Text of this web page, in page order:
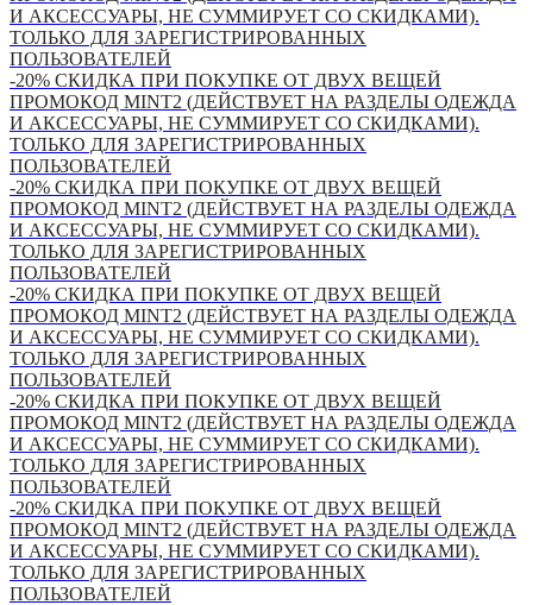
И АКСЕССУАРЫ, НЕ СУММИРУЕТ СО СКИДКАМИ).
ТОЛЬКО ДЛЯ ЗАРЕГИСТРИРОВАННЫХ
ПОЛЬЗОВАТЕЛЕЙ
-20% СКИДКА ПРИ ПОКУПКЕ ОТ ДВУХ ВЕЩЕЙ
ПРОМОКОД MINT2 (ДЕЙСТВУЕТ НА РАЗДЕЛЫ ОДЕЖДА
И АКСЕССУАРЫ, НЕ СУММИРУЕТ СО СКИДКАМИ).
ТОЛЬКО ДЛЯ ЗАРЕГИСТРИРОВАННЫХ
ПОЛЬЗОВАТЕЛЕЙ
-20% СКИДКА ПРИ ПОКУПКЕ ОТ ДВУХ ВЕЩЕЙ
ПРОМОКОД MINT2 (ДЕЙСТВУЕТ НА РАЗДЕЛЫ ОДЕЖДА
И АКСЕССУАРЫ, НЕ СУММИРУЕТ СО СКИДКАМИ).
ТОЛЬКО ДЛЯ ЗАРЕГИСТРИРОВАННЫХ
ПОЛЬЗОВАТЕЛЕЙ
-20% СКИДКА ПРИ ПОКУПКЕ ОТ ДВУХ ВЕЩЕЙ
ПРОМОКОД MINT2 (ДЕЙСТВУЕТ НА РАЗДЕЛЫ ОДЕЖДА
И АКСЕССУАРЫ, НЕ СУММИРУЕТ СО СКИДКАМИ).
ТОЛЬКО ДЛЯ ЗАРЕГИСТРИРОВАННЫХ
ПОЛЬЗОВАТЕЛЕЙ
-20% СКИДКА ПРИ ПОКУПКЕ ОТ ДВУХ ВЕЩЕЙ
ПРОМОКОД MINT2 (ДЕЙСТВУЕТ НА РАЗДЕЛЫ ОДЕЖДА
И АКСЕССУАРЫ, НЕ СУММИРУЕТ СО СКИДКАМИ).
ТОЛЬКО ДЛЯ ЗАРЕГИСТРИРОВАННЫХ
ПОЛЬЗОВАТЕЛЕЙ
-20% СКИДКА ПРИ ПОКУПКЕ ОТ ДВУХ ВЕЩЕЙ
ПРОМОКОД MINT2 (ДЕЙСТВУЕТ НА РАЗДЕЛЫ ОДЕЖДА
И АКСЕССУАРЫ, НЕ СУММИРУЕТ СО СКИДКАМИ).
ТОЛЬКО ДЛЯ ЗАРЕГИСТРИРОВАННЫХ
ПОЛЬЗОВАТЕЛЕЙ